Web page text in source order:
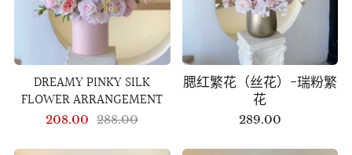
DREAMY PINKY SILK
FLOWER ARRANGEMENT
208.00 288.00
腮红繁花（丝花）-瑞粉繁
花
289.00